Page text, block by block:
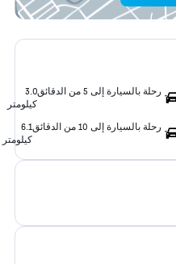
رحلة بالسيارة إلى 5 من الدقائق
3.0
كيلومتر
رحلة بالسيارة إلى 10 من الدقائق
6.1
كيلومتر